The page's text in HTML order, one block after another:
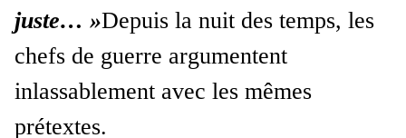
juste… »Depuis la nuit des temps, les
chefs de guerre argumentent
inlassablement avec les mêmes
prétextes.